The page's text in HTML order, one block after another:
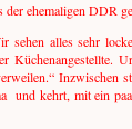
ehemaligen DDR
sehen alles sehr
Küchenangestellte.
Inzwischen
und kehrt, mit ein